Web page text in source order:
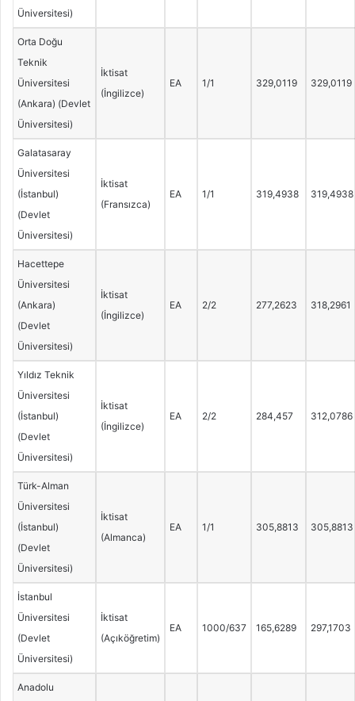
Üniversitesi)
Orta Doğu
Teknik
Üniversitesi
(Ankara) (Devlet
Üniversitesi)
İktisat
(İngilizce)
EA 1/1 329,0119 329,0119
Galatasaray
Üniversitesi
(İstanbul)
(Devlet
Üniversitesi)
İktisat
(Fransızca)
EA 1/1 319,4938 319,4938
Hacettepe
Üniversitesi
(Ankara)
(Devlet
Üniversitesi)
İktisat
(İngilizce)
EA 2/2 277,2623 318,2961
Yıldız Teknik
Üniversitesi
(İstanbul)
(Devlet
Üniversitesi)
İktisat
(İngilizce)
EA 2/2 284,457 312,0786
Türk-Alman
Üniversitesi
(İstanbul)
(Devlet
Üniversitesi)
İktisat
(Almanca)
EA 1/1 305,8813 305,8813
İstanbul
Üniversitesi
(Devlet
Üniversitesi)
İktisat
(Açıköğretim)
EA 1000/637 165,6289 297,1703
Anadolu